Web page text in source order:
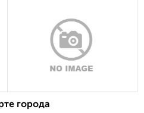
города